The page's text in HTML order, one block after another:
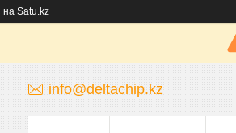
на Satu.kz
info@deltachip.kz